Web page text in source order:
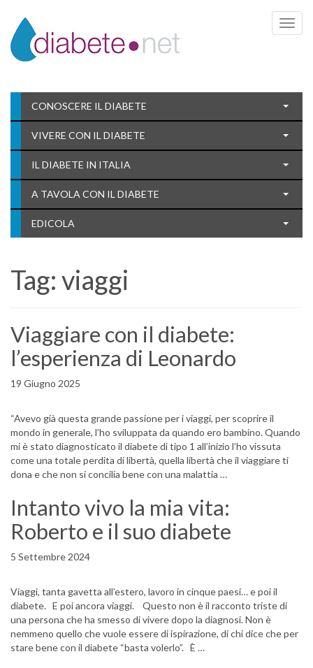
Toggle
CONOSCERE IL DIABETE
VIVERE CON IL DIABETE
IL DIABETE IN ITALIA
A TAVOLA CON IL DIABETE
EDICOLA
Tag:viaggi
Viaggiare con il diabete:
l’esperienza di Leonardo
19 Giugno 2025
“Avevo già questa grande passione per i viaggi, per scoprire il
mondo in generale, l’ho sviluppata da quando ero bambino. Quando
mi è stato diagnosticato il diabete di tipo 1 all’inizio l’ho vissuta
come una totale perdita di libertà, quella libertà che il viaggiare ti
dona e che non si concilia bene con una malattia …
Intanto vivo la mia vita:
Roberto e il suo diabete
5 Settembre 2024
Viaggi, tanta gavetta all’estero, lavoro in cinque paesi… e poi il
diabete. E poi ancora viaggi. Questo non è il racconto triste di
una persona che ha smesso di vivere dopo la diagnosi. Non è
nemmeno quello che vuole essere di ispirazione, di chi dice che per
stare bene con il diabete “basta volerlo”. È …